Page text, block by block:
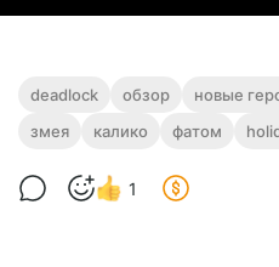
deadlock обзор новые
змея
калико фатом
1